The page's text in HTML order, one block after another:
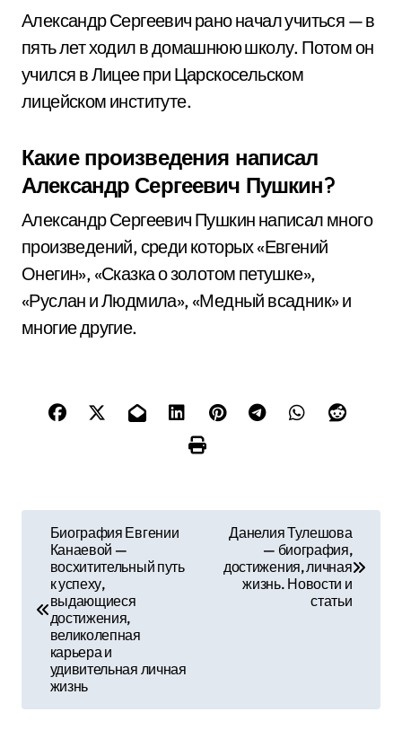
Александр Сергеевич рано начал учиться — в
пять лет ходил в домашнюю школу. Потом он
учился в Лицее при Царскосельском
лицейском институте.
Какие произведения написал
Александр Сергеевич Пушкин?
Александр Сергеевич Пушкин написал много
произведений, среди которых «Евгений
Онегин», «Сказка о золотом петушке»,
«Руслан и Людмила», «Медный всадник» и
многие другие.
в
а
Биография Евгении
Канаевой —
восхитительный путь
к успеху,
выдающиеся
достижения,
великолепная
карьера и
удивительная личная
жизнь
Данелия Тулешова
— биография,
достижения, личная
жизнь. Новости и
статьи